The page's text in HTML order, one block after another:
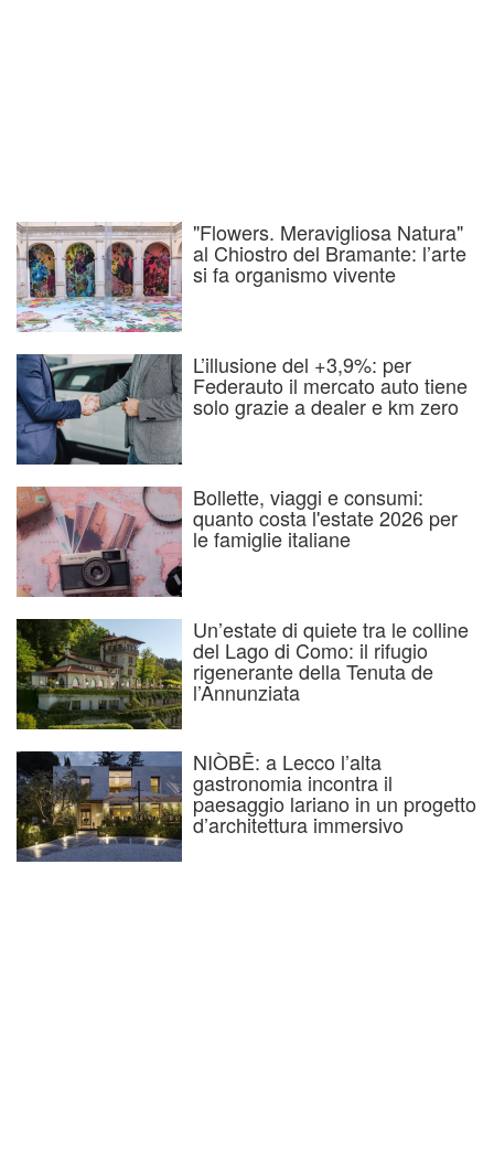
"Flowers. Meravigliosa Natura"
al Chiostro del Bramante: l’arte
si fa organismo vivente
L’illusione del +3,9%: per
Federauto il mercato auto tiene
solo grazie a dealer e km zero
Bollette, viaggi e consumi:
quanto costa l'estate 2026 per
le famiglie italiane
Un’estate di quiete tra le colline
del Lago di Como: il rifugio
rigenerante della Tenuta de
l’Annunziata
NIÒBĒ: a Lecco l’alta
gastronomia incontra il
paesaggio lariano in un progetto
d’architettura immersivo